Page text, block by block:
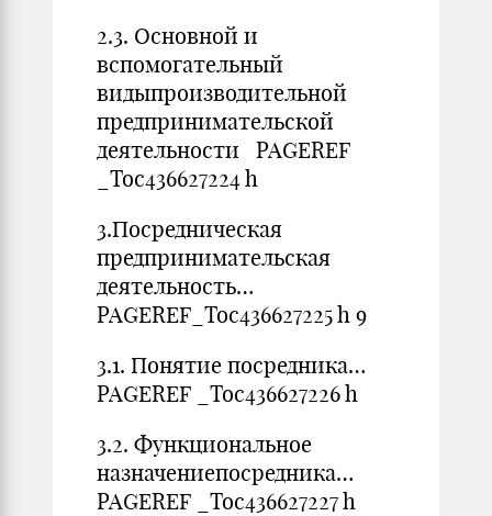
2.3. Основной и
вспомогательный
видыпроизводительной
предпринимательской
деятельности PAGEREF
_Toc436627224 h
3.Посредническая
предпринимательская
деятельность…
PAGEREF_Toc436627225 h 9
3.1. Понятие посредника…
PAGEREF _Toc436627226 h
3.2. Функциональное
назначениепосредника…
PAGEREF _Toc436627227 h